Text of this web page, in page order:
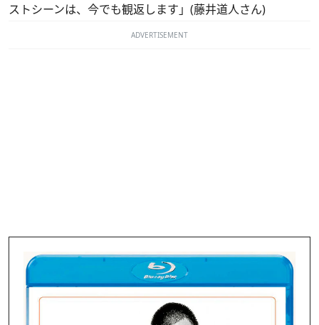
ストシーンは、今でも観返します」(藤井道人さん)
ADVERTISEMENT